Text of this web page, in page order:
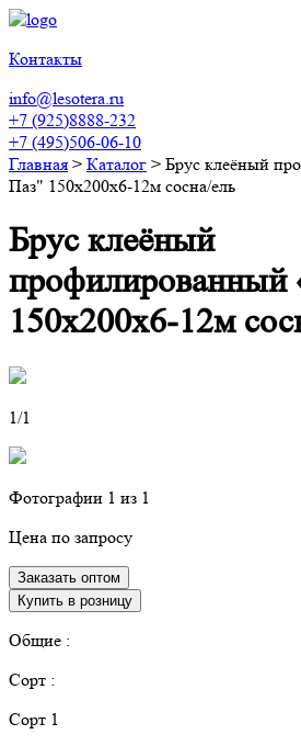
Контакты
info@lesotera.ru
+7 (925)8888-232
+7 (495)506-06-10
Главная > Каталог > Брус клеёный
Паз" 150х200х6-12м сосна/ель
Брус клеёный
150х200х6-12м
1/1
Фотографии 1 из 1
Цена по запросу
Заказать оптом
Купить в розницу
Общие :
Сорт :
Сорт 1